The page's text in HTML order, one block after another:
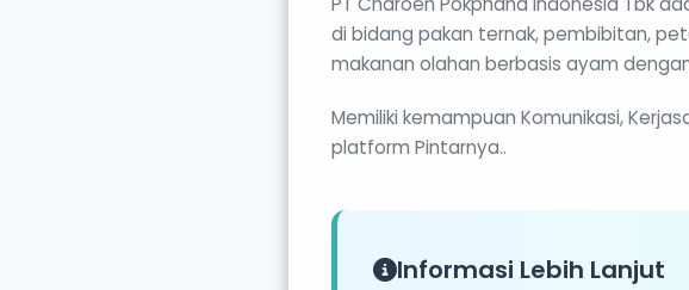
di bidang pakan ternak, pembibitan,
makanan olahan berbasis ayam
Memiliki kemampuan Komunikasi,
platform Pintarnya..
Informasi Lebih Lanjut